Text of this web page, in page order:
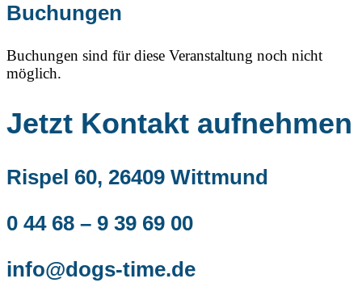
Buchungen
Buchungen sind für diese Veranstaltung noch nicht
möglich.
Jetzt Kontakt aufnehmen
Rispel 60, 26409 Wittmund
0 44 68 – 9 39 69 00
info@dogs-time.de